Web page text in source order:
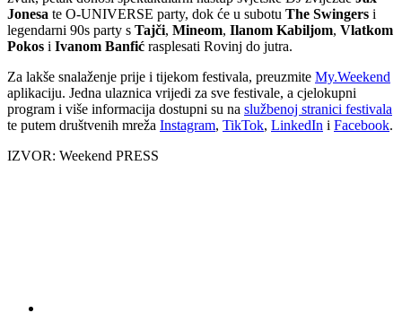
Jonesa te O-UNIVERSE party, dok će u subotu The Swingers i
legendarni 90s party s Tajči, Mineom, Ilanom Kabiljom, Vlatkom
Pokos i Ivanom Banfić rasplesati Rovinj do jutra.
Za lakše snalaženje prije i tijekom festivala, preuzmite My.Weekend
aplikaciju. Jedna ulaznica vrijedi za sve festivale, a cjelokupni
program i više informacija dostupni su na službenoj stranici festivala
te putem društvenih mreža Instagram, TikTok, LinkedIn i Facebook.
IZVOR: Weekend PRESS